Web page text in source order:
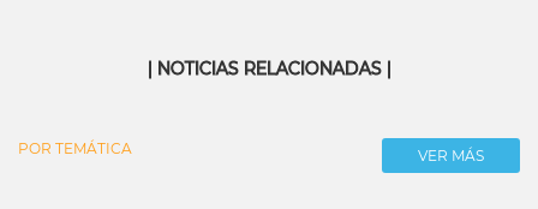
| NOTICIAS RELACIONADAS |
POR TEMÁTICA VER MÁS